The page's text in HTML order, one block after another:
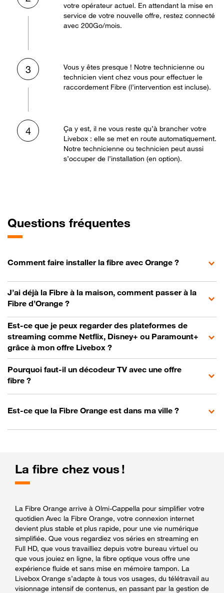
votre opérateur actuel. En attendant la mise en
service de votre nouvelle offre, restez connecté
avec 200Go/mois.
3
Vous y êtes presque ! Notre technicienne ou
technicien vient chez vous pour effectuer le
raccordement Fibre (l’intervention est incluse).
4
Ça y est, il ne vous reste qu’à brancher votre
Livebox : elle se met en route automatiquement.
Notre technicienne ou technicien peut aussi
s’occuper de l’installation (en option).
Questions fréquentes
Comment faire installer la fibre avec Orange ?
J’ai déjà la Fibre à la maison, comment passer à la
Fibre d’Orange ?
Est-ce que je peux regarder des plateformes de
streaming comme Netflix, Disney+ ou Paramount+
grâce à mon offre Livebox ?
Pourquoi faut-il un décodeur TV avec une offre
fibre ?
Est-ce que la Fibre Orange est dans ma ville ?
La fibre chez vous !
La Fibre Orange arrive à Olmi-Cappella pour simplifier votre
quotidien Avec la Fibre Orange, votre connexion internet
devient plus stable et plus rapide, pour une vie numérique
simplifiée. Que vous regardiez vos séries en streaming en
Full HD, que vous travailliez depuis votre bureau virtuel ou
que vous jouiez en ligne, la fibre optique vous offre une
expérience fluide et sans mise en mémoire tampon. La
Livebox Orange s’adapte à tous vos usages, du télétravail au
visionnage intensif de contenus, en passant par la gestion de